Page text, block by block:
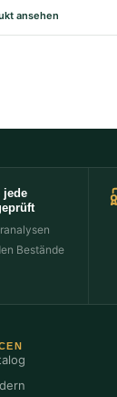
ansehen
jede
Bestände